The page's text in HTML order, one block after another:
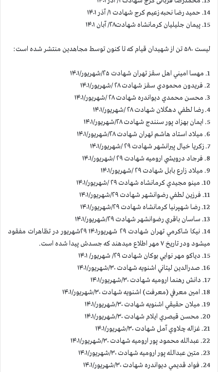
14. حمید رضا نحبه ‌زعیم کرج شهادت ۱/ آذر ۱۴۰۱
15. پیمان جلیلیان کرمانشاه شهادت۲۸/ آبان ۱۴۰۱
لیست ۵۸۰ تن از شهیدان قیام که تا کنون توسط مجاهدین منتشر شده است:
1. مهسا اميني اهل سقز تهران شهادت ۲۵/شهريور/۱۴۰۱
2. فريدون محمودي سقز شهادت ۲۸ /شهريور/۱۴۰۱
3. محسن محمدي ديواندره شهادت ۲۸ /شهريور/۱۴۰۱
4. رضا لطفي دهگلان شهادت ۲۸ /شهريور/۱۴۰۱
5. ايمان بهزاد پور سنندج شهادت ۲۸/شهريور/۱۴۰۱
6. میلاد استاد هاشم تهران شهادت ۲۸/شهريور/۱۴۰۱
7. زكريا خيال پيرانشهر شهادت ۲۹ /شهريور/۱۴۰۱
8. فرجاد درويشي اروميه شهادت ۲۹ /شهريور/۱۴۰۱
9. ميلاد زارع بابل شهادت ۲۹ /شهريور/۱۴۰۱
10. مينو مجيدي كرمانشاه شهادت ۲۹ /شهريور/۱۴۰۱
11. فرزين لطفي رضوانشهر شهادت ۲۹/شهريور/۱۴۰۱
12. رضا شهپرنيا كرمانشاه شهادت ۲۹/شهريور/۱۴۰۱
13. ساسان باقري رضوانشهر شهادت ۲۹/شهريور/۱۴۰۱
14. نيكا شاكرمي تهران شهادت ۲۹ شهريور۱۴۰۱ ۲۹شهريور در تظاهرات مفقود
ميشود ودر تاريخ ۷ مهر اطلاع ميدهند كه جسدش پيدا شده است.
15. دياكو مهر نوايي بوكان شهادت ۲۹/ شهريور/ ۱۴۰۱
16. صدرالدين ليتاني اشنويه شهادت ۳۰/شهريور/۱۴۰۱
17. دانش رهنما اروميه شهادت ۳۰/شهريور/۱۴۰۱
18. امين معرفي (معرفت) اشنويه شهادت ۳۰/شهريور/۱۴۰۱
19. ميلان حقيقي اشنويه شهادت ۳۰/شهريور/۱۴۰۱
20. محسن قيصري ايلام شهادت ۳۰/شهريور/۱۴۰۱
21. غزاله چلاوي آمل شهادت ۳۰/شهريور/۱۴۰۱
22. عبدالله محمود پور اروميه شهادت ۳۰/شهريور/۱۴۰۱
23. متين عبدالله پور اروميه شهادت ۳۰/شهريور/۱۴۰۱
24. فواد قديمي ديواندره شهادت ۳۰/شهريور/۱۴۰۱